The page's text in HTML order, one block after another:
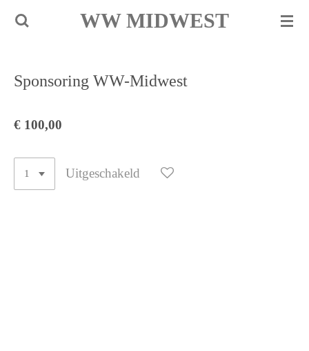
Ga
hoofdinhoud
WW MIDWEST
Sponsoring WW-Midwest
€ 100,00
Uitgeschakeld